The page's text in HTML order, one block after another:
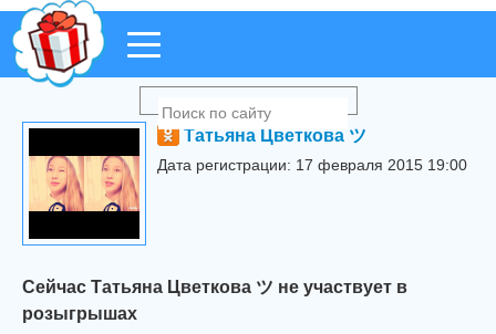
Татьяна Цветкова ツ
Дата регистрации: 17 февраля 2015 19:00
Сейчас Татьяна Цветкова ツ не участвует в
розыгрышах